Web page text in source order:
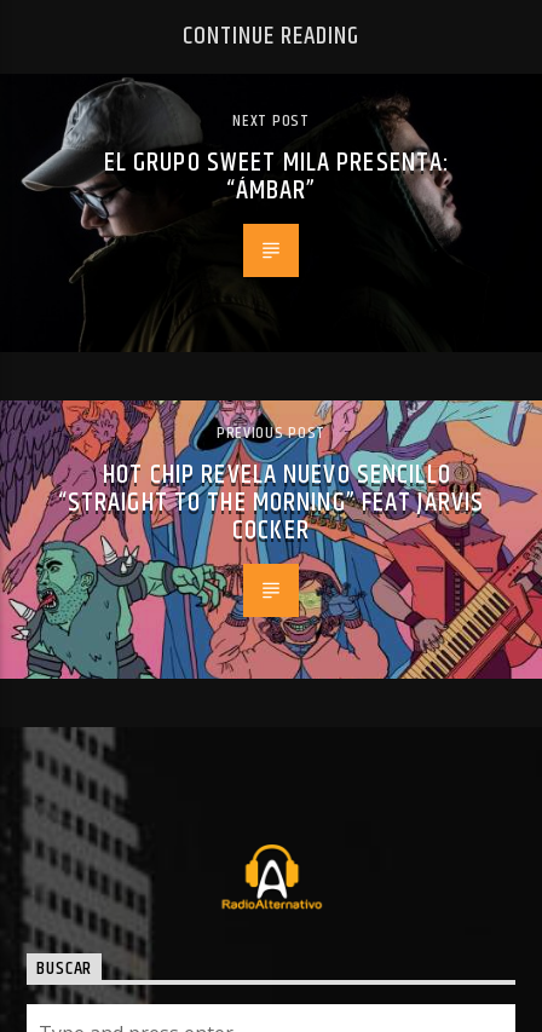
CONTINUE READING
NEXT POST
EL GRUPO SWEET MILA PRESENTA:
“ÁMBAR”
PREVIOUS POST
HOT CHIP REVELA NUEVO SENCILLO
“STRAIGHT TO THE MORNING” FEAT JARVIS
COCKER
BUSCAR